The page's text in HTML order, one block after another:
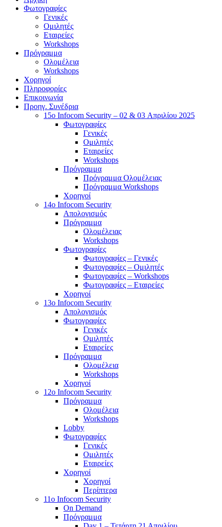
Φωτογραφίες
Γενικές
Ομιλητές
Εταιρείες
Workshops
Πρόγραμμα
Ολομέλεια
Workshops
Χορηγοί
Πληροφορίες
Επικοινωνία
Προηγ. Συνέδρια
15o Infocom Security – 02 & 03 Απριλίου 2025
Φωτογραφίες
Γενικές
Ομιλητές
Εταιρείες
Workshops
Πρόγραμμα
Πρόγραμμα Ολομέλειας
Πρόγραμμα Workshops
Χορηγοί
14o Infocom Security
Απολογισμός
Πρόγραμμα
Ολομέλειας
Workshops
Φωτογραφίες
Φωτογραφίες – Γενικές
Φωτογραφίες – Ομιλητές
Φωτογραφίες – Workshops
Φωτογραφίες – Εταιρείες
Χορηγοί
13o Infocom Security
Απολογισμός
Φωτογραφίες
Γενικές
Ομιλητές
Εταιρείες
Πρόγραμμα
Ολομέλεια
Workshops
Χορηγοί
12o Infocom Security
Πρόγραμμα
Ολομέλεια
Workshops
Lobby
Φωτογραφίες
Γενικές
Ομιλητές
Εταιρείες
Χορηγοί
Χορηγοί
Περίπτερα
11o Infocom Security
On Demand
Πρόγραμμα